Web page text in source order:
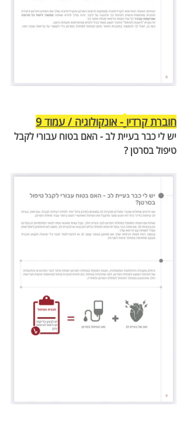
חוברת קרדיו - אונקולוגיה / עמוד 9
יש לי כבר בעיית לב - האם בטוח עבורי לקבל
טיפול בסרטן ?